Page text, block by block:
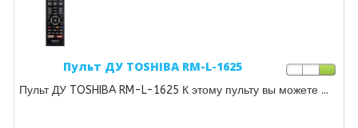
Пульт ДУ TOSHIBA RM-L-1625
Пульт ДУ TOSHIBA RM-L-1625 К этому пульту вы можете ...